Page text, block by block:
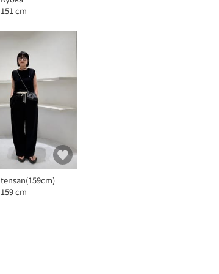
151 cm
tensan(159cm)
159 cm